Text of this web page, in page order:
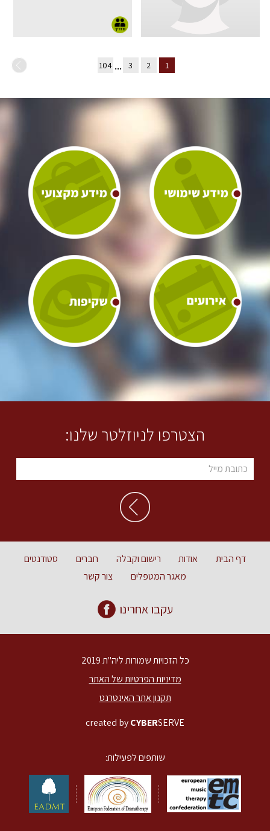
1
2
3
...
104
הצטרפו לניוזלטר שלנו:
דף הבית אודות רישום וקבלה חברים
סטודנטים
מאגר המטפלים
צור קשר
עקבו אחרינו
כל הזכויות שמורות ליה"ת 2019
מדיניות הפרטיות של האתר
תקנון אתר האינטרנט
created byCYBERSERVE
שותפים לפעילות: